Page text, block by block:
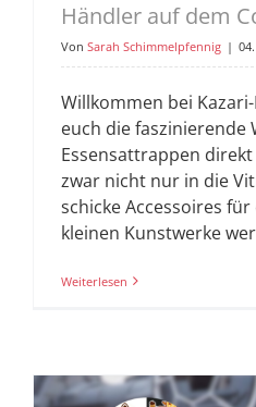
Händler auf dem
Von Sarah Schimmelpfennig |
Willkommen bei
euch die faszinierende
Essensattrappen
zwar nicht nur in die
schicke Accessoires
kleinen Kunstwerke
Weiterlesen